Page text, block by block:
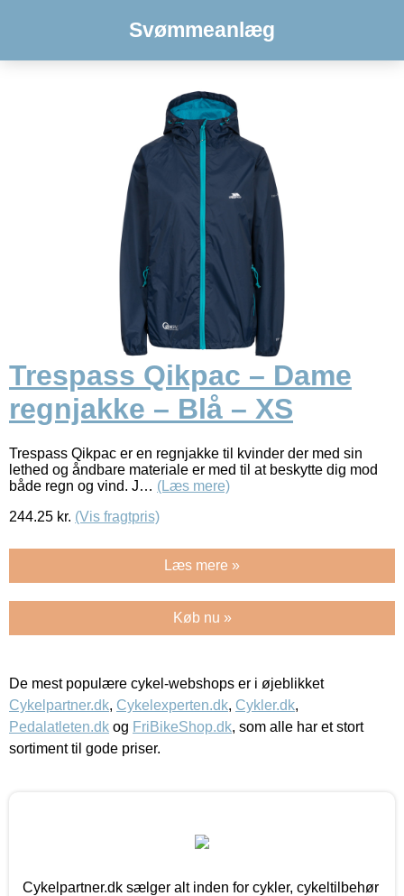
Svømmeanlæg
Trespass Qikpac – Dame
regnjakke – Blå – XS
Trespass Qikpac er en regnjakke til kvinder der med sin
lethed og åndbare materiale er med til at beskytte dig mod
både regn og vind. J… (Læs mere)
244.25 kr. (Vis fragtpris)
Læs mere »
Køb nu »
De mest populære cykel-webshops er i øjeblikket
Cykelpartner.dk, Cykelexperten.dk, Cykler.dk,
Pedalatleten.dk og FriBikeShop.dk, som alle har et stort
sortiment til gode priser.
Cykelpartner.dk sælger alt inden for cykler, cykeltilbehør